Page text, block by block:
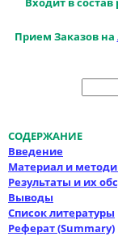
Прием Заказов на
СОДЕРЖАНИЕ
Введение
Материал и
Результаты и их
Выводы
Список литературы
Реферат (Summary)